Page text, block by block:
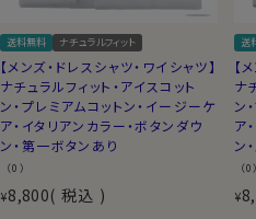
送料無料 ナチュラルフィット
【メンズ・ドレスシャツ・ワイシャツ】
ナチュラルフィット・アイスコット
ン・プレミアムコットン・イージーケ
ア・イタリアンカラー・ボタンダウ
ン・第一ボタンあり
（0）
¥8,800 税込
送
【
ナ
ン
ア
ン
（0）
¥